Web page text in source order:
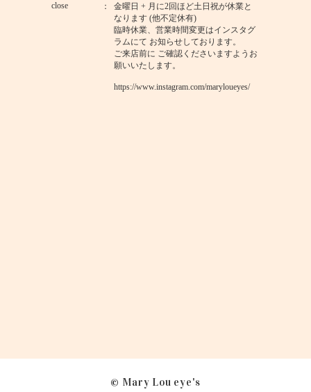
close
金曜日 + 月に2回ほど土日祝が休業と
なります (他不定休有)
臨時休業、営業時間変更はインスタグ
ラムにて お知らせしております。
ご来店前に ご確認くださいますようお
願いいたします。
https://www.instagram.com/maryloueyes/
© Mary Lou eye's